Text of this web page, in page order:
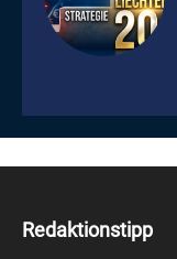
Redaktionstipp